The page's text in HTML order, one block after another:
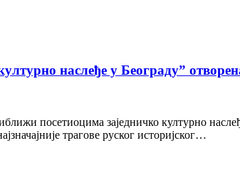
наслеђе у Београду”
посетиоцима заједничко културно
трагове руског историјског…